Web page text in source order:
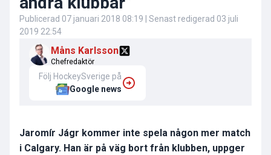
Publicerad 07 januari 2018 08:19 | Senast redigerad 03 juli
2019 22:54
Måns Karlsson
Chefredaktör
Följ HockeySverige på
Google news
Jaromír Jágr kommer inte spela någon mer match
i Calgary. Han är på väg bort från klubben, uppger